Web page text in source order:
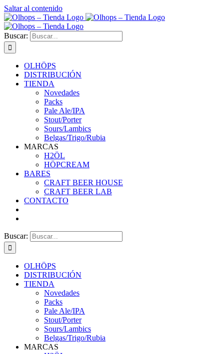
Saltar al contenido
Buscar:
OLHÖPS
DISTRIBUCIÓN
TIENDA
Novedades
Packs
Pale Ale/IPA
Stout/Porter
Sours/Lambics
Belgas/Trigo/Rubia
MARCAS
H2ÖL
HÖPCREAM
BARES
CRAFT BEER HOUSE
CRAFT BEER LAB
CONTACTO
Buscar:
OLHÖPS
DISTRIBUCIÓN
TIENDA
Novedades
Packs
Pale Ale/IPA
Stout/Porter
Sours/Lambics
Belgas/Trigo/Rubia
MARCAS